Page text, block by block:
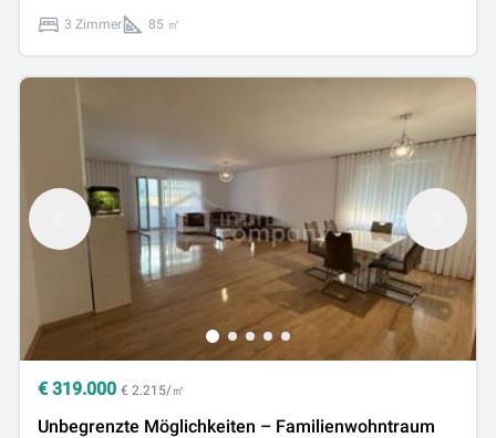
Erreichbarkeit! Parkplatz und Kellerabteil vorhanden!
3 Zimmer 85 ㎡
€ 319.000 € 2.215/㎡
Unbegrenzte Möglichkeiten – Familienwohntraum